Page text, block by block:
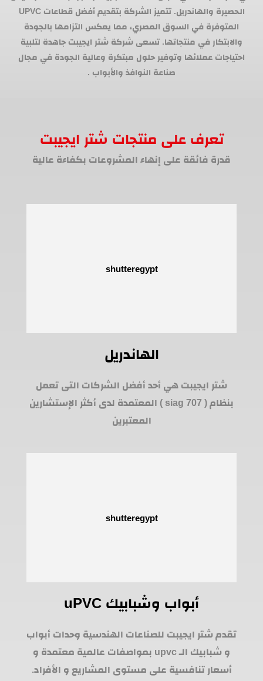
الحصيرة والهاندريل. تتميز الشركة بتقديم أفضل قطاعات UPVC
المتوفرة في السوق المصري، مما يعكس التزامها بالجودة
والابتكار في منتجاتها. تسعى شركة شتر ايجيبت جاهدة لتلبية
احتياجات عملائها وتوفير حلول مبتكرة وعالية الجودة في مجال
صناعة النوافذ والأبواب .
تعرف على منتجات شتر ايجيبت
قدرة فائقة على إنهاء المشروعات بكفاءة عالية
الهاندريل
شتر ايجيبت هي أحد أفضل الشركات التى تعمل
بنظام ( siag 707 ) المعتمدة لدى أكثر الإستشارين
المعتبرين
أبواب وشبابيك uPVC
تقدم شتر ايجيبت للصناعات الهندسية وحدات أبواب
و شبابيك الـ upvc بمواصفات عالمية معتمدة و
أسعار تنافسية على مستوى المشاريع و الأفراد.